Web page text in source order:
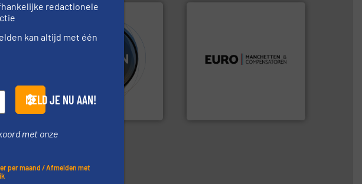
Hethon Nederland BV
HETHON is wereldwijd
specialist in poeder- en
vloeistofdosering, met
name bij lastig te verwerken
Meer info ➜
dan dertig jaar actief op het
gebied van flexibele
redactionele
kan altijd met één
MELD JE NU AAN!
met onze
per maand / Afmelden met